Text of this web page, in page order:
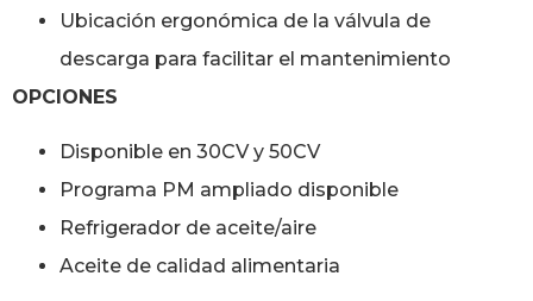
Ubicación ergonómica de la válvula de
descarga para facilitar el mantenimiento
OPCIONES
Disponible en 30CV y 50CV
Programa PM ampliado disponible
Refrigerador de aceite/aire
Aceite de calidad alimentaria